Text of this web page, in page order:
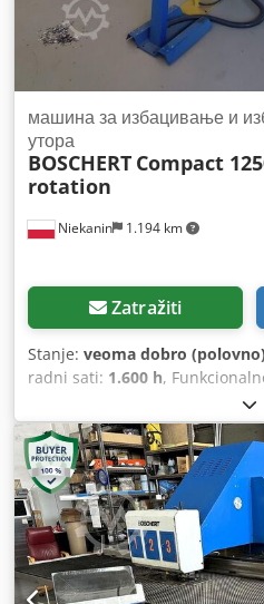
Niekanin 1.194 km
машина за избацивање и
утора
BOSCHERT Compact
rotation
Zatražiti
Stanje: veoma dobro
radni sati: 1.600 h,
, sila
visina:2.020 mm, ukupna
dužina:4.042 mm, debljina
ulazne struje:trofazni,
mm, Y osa hod:1.250 mm,
maksimalna težina obratka:200
kg, širina stola:1.250 mm ,
struja:35 A, ulazna
3.700 W, brzina pomaka po X-